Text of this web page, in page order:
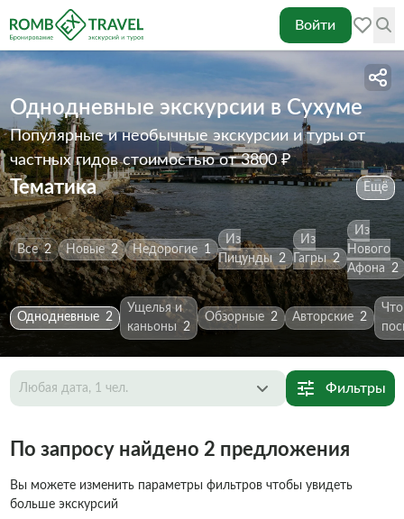
Войти
Однодневные экскурсии в Сухуме
Популярные и необычные экскурсии и туры от
частных гидовстоимостью от 3800 ₽
Тематика Ещё
Все 2 Новые 2 Недорогие 1
Из
Пицунды 2
Из
Гагры 2
Из
Нового
Афона
2
Однодневные 2
Ущелья и
каньоны
2
Обзорные 2 Авторские 2
Что
Любая дата, 1 чел. Фильтры
По запросу найдено 2 предложения
Вы можете изменить параметры фильтров чтобы увидеть
больше экскурсий